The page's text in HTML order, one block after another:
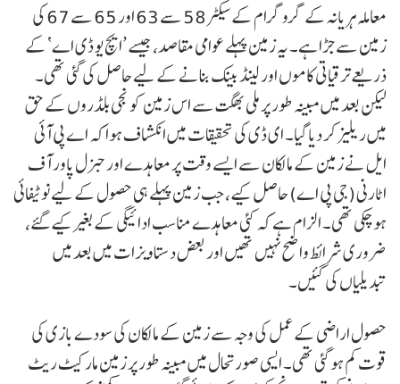
معاملہ ہریانہ کے گروگرام کے سیکٹر 58 سے 63 اور 65 سے 67 کی
زمین سے جڑا ہے۔ یہ زمین پہلے عوامی مقاصد، جیسے ’ایچ یو ڈی اے‘ کے
ذریعے ترقیاتی کاموں اور لینڈ بینک بنانے کے لیے حاصل کی گئی تھی۔
لیکن بعد میں مبینہ طور پر ملی بھگت سے اس زمین کو نجی بلڈروں کے حق
میں ریلیز کر دیا گیا۔ ای ڈی کی تحقیقات میں انکشاف ہوا کہ اے پی آئی
ایل نے زمین کے مالکان سے ایسے وقت پر معاہدے اور جنرل پاور آف
اٹارنی (جی پی اے) حاصل کیے، جب زمین پہلے ہی حصول کے لیے نوٹیفائی
ہو چکی تھی۔ الزام ہے کہ کئی معاہدے مناسب ادائیگی کے بغیر کیے گئے،
ضروری شرائط واضح نہیں تھیں اور بعض دستاویزات میں بعد میں
تبدیلیاں کی گئیں۔
حصول اراضی کے عمل کی وجہ سے زمین کے مالکان کی سودے بازی کی
قوت کم ہو گئی تھی۔ ایسی صورتحال میں مبینہ طور پر زمین مارکیٹ ریٹ